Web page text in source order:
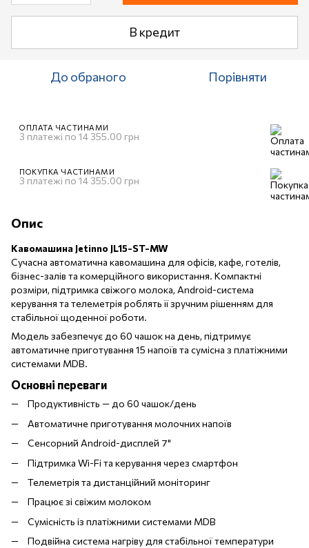
В кредит
До обраного Порівняти
ОПЛАТА ЧАСТИНАМИ
3 платежі по 14 355.00 грн
ПОКУПКА ЧАСТИНАМИ
3 платежі по 14 355.00 грн
Опис
Кавомашина Jetinno JL15-ST-MW
Сучасна автоматична кавомашина для офісів, кафе, готелів,
бізнес-залів та комерційного використання. Компактні
розміри, підтримка свіжого молока, Android-система
керування та телеметрія роблять її зручним рішенням для
стабільної щоденної роботи.
Модель забезпечує до 60 чашок на день, підтримує
автоматичне приготування 15 напоїв та сумісна з платіжними
системами MDB.
Основні переваги
Продуктивність — до 60 чашок/день
Автоматичне приготування молочних напоїв
Сенсорний Android-дисплей 7"
Підтримка Wi-Fi та керування через смартфон
Телеметрія та дистанційний моніторинг
Працює зі свіжим молоком
Сумісність із платіжними системами MDB
Подвійна система нагріву для стабільної температури